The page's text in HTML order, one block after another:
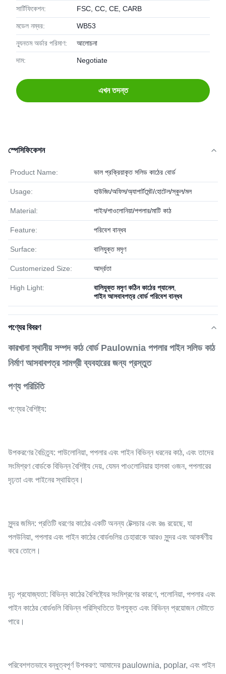
সার্টিফিকেশন: FSC, CC, CE, CARB
মডেল নম্বর: WB53
ন্যূনতম অর্ডার পরিমাণ: আলোচনা
দাম: Negotiate
এখন তদন্ত
স্পেসিফিকেশন
Product Name: ভাল প্রক্রিয়াকৃত সলিড কাঠের বোর্ড
Usage: হাউজিং/অফিস/অ্যাপার্টমেন্ট/হোটেল/স্কুল/মল
Material: পাইন/পাওলোনিয়া/পপলার/মাটি কাঠ
Feature: পরিবেশ বান্ধব
Surface: বালিযুক্ত মসৃণ
Customerized Size: আর্দ্রতা
High Light: বালিযুক্ত মসৃণ কঠিন কাঠের প্যানেল,
পাইন আসবাবপত্র বোর্ড পরিবেশ বান্ধব
পণ্যের বিবরণ
কারখানা স্থানীয় সম্পদ কাঠ বোর্ড Paulownia পপলার পাইন সলিড কাঠ
নির্মাণ আসবাবপত্র সামগ্রী ব্যবহারের জন্য প্রস্তুত
পণ্য পরিচিতি
পণ্যের বৈশিষ্ট্য:
উপকরণের বৈচিত্র্য: পাউলোনিয়া, পপলার এবং পাইন বিভিন্ন ধরনের কাঠ, এবং তাদের
সংমিশ্রণ বোর্ডকে বিভিন্ন বৈশিষ্ট্য দেয়, যেমন পাওলোনিয়ার হালকা ওজন, পপলারের
দৃঢ়তা এবং পাইনের স্থায়িত্ব।
সুন্দর জমিন: প্রতিটি ধরণের কাঠের একটি অনন্য টেক্সচার এবং রঙ রয়েছে, যা
পলউনিয়া, পপলার এবং পাইন কাঠের বোর্ডগুলির চেহারাকে আরও সুন্দর এবং আকর্ষণীয়
করে তোলে।
দৃঢ় প্রযোজ্যতা: বিভিন্ন কাঠের বৈশিষ্ট্যের সংমিশ্রণের কারণে, পলোনিয়া, পপলার এবং
পাইন কাঠের বোর্ডগুলি বিভিন্ন পরিস্থিতিতে উপযুক্ত এবং বিভিন্ন প্রয়োজন মেটাতে
পারে।
পরিবেশগতভাবে বন্ধুত্বপূর্ণ উপকরণ: আমাদের paulownia, poplar, এবং পাইন